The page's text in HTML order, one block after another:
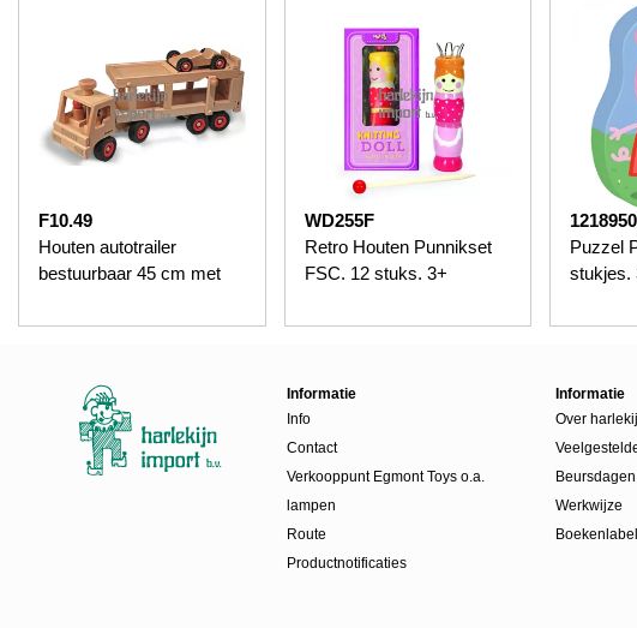
F10.49
Houten autotrailer
bestuurbaar 45 cm met
WD255F
Retro Houten Punnikset
FSC. 12 stuks. 3+
1218950
Puzzel
stukjes.
Informatie
Info
Contact
Verkooppunt Egmont Toys o.a.
lampen
Route
Productnotificaties
Informatie
Over
Beursdagen
Werkwijze